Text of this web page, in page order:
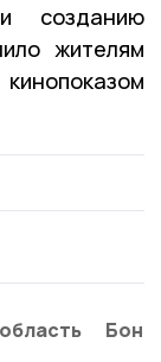
созданию
жителям